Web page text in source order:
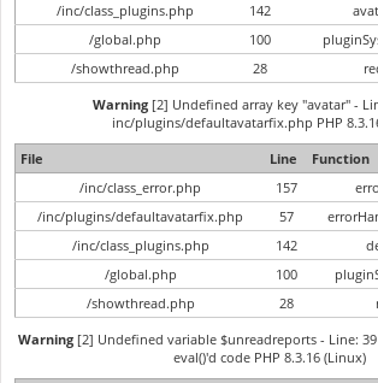
/inc/class_plugins.php
142
/global.php
100
/showthread.php
28
Warning[2] Undefined array key "avatar" -
inc/plugins/defaultavatarfix.php PHP
File
Line
Function
/inc/class_error.php
157
/inc/plugins/defaultavatarfix.php
57
/inc/class_plugins.php
142
/global.php
100
/showthread.php
28
Warning [2] Undefined variable $unreadreports - Line:
eval()'d code PHP 8.3.16 (Linux)